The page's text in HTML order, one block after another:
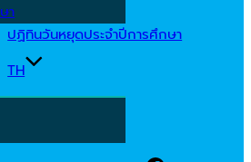
า
ปฏิทินวันหยุดประจำปีการศึกษา
TH